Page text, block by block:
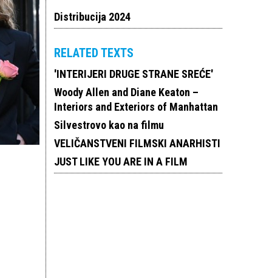
Distribucija 2024
RELATED TEXTS
'INTERIJERI DRUGE STRANE SREĆE'
Woody Allen and Diane Keaton –
Interiors and Exteriors of Manhattan
Silvestrovo kao na filmu
VELIČANSTVENI FILMSKI ANARHISTI
JUST LIKE YOU ARE IN A FILM